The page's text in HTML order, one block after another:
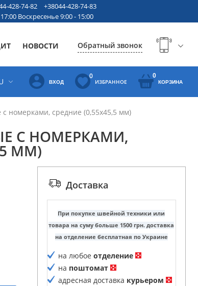
428-74-82
+38044-428-74-83
Воскресенье 9:00 - 15:00
НОВОСТИ Обратный звонок
ВХОД
0
ИЗБРАННОЕ
0
КОРЗИНА
номерками, средние (0,55х45,5 мм)
С НОМЕРКАМИ,
ММ)
Доставка
При покупке швейной техники или
товара на суму больше 1500 грн. доставка
на отделение бесплатная по Украине
на любое отделение
на поштомат
адресная доставка курьером